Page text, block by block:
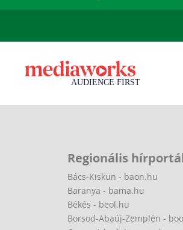
Regionális
Bács-Kiskun - baon.hu
Baranya - bama.hu
Békés - beol.hu
Borsod-Abaúj-Zemplén -